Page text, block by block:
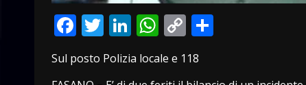
Facebook
Twitter
LinkedIn
WhatsApp
Copy
Link
Sul posto Polizia locale e 118